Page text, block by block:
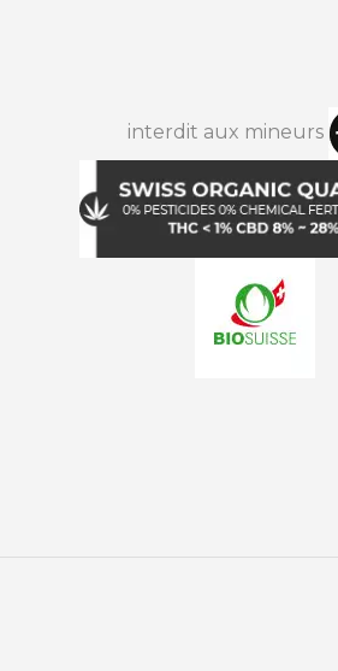
interdit aux mineurs